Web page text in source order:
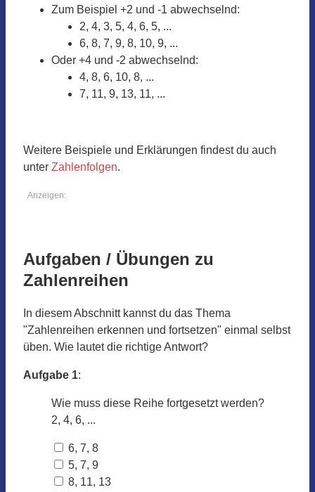
Zum Beispiel +2 und -1 abwechselnd:
2, 4, 3, 5, 4, 6, 5, ...
6, 8, 7, 9, 8, 10, 9, ...
Oder +4 und -2 abwechselnd:
4, 8, 6, 10, 8, ...
7, 11, 9, 13, 11, ...
Weitere Beispiele und Erklärungen findest du auch
unter Zahlenfolgen.
Anzeigen:
Aufgaben / Übungen zu
Zahlenreihen
In diesem Abschnitt kannst du das Thema
"Zahlenreihen erkennen und fortsetzen" einmal selbst
üben. Wie lautet die richtige Antwort?
Aufgabe 1:
Wie muss diese Reihe fortgesetzt werden?
2, 4, 6, ...
6, 7, 8
5, 7, 9
8, 11, 13